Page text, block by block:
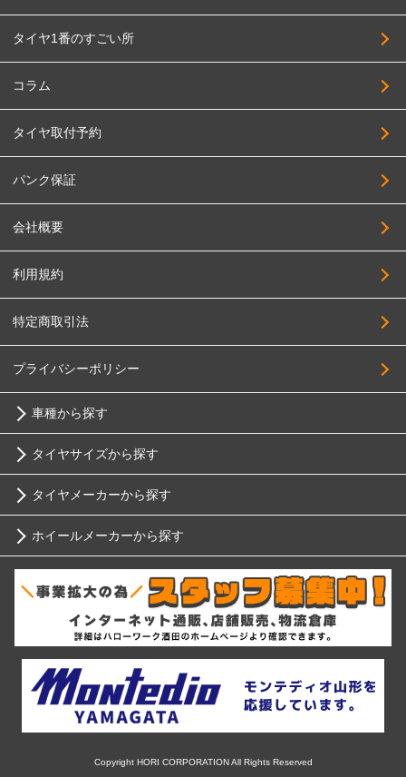
タイヤ1番のすごい所
コラム
タイヤ取付予約
パンク保証
会社概要
利用規約
特定商取引法
プライバシーポリシー
車種から探す
トヨタ
ニッサン
スバル
マツダ
ミツビシ
タイヤサイズから探す
10インチ
12インチ
14インチ
15インチ
タイヤメーカーから探す
ブリヂストン
ミシュラン
ヨコハマ
ダンロップ
ホイールメーカーから探す
RIH
Advanti Racing
Copyright HORI CORPORATION All Rights Reserved